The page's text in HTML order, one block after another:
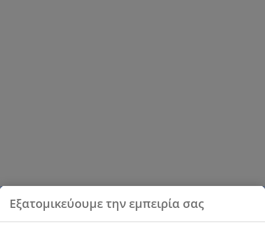
Εξατομικεύουμε την εμπειρία σας